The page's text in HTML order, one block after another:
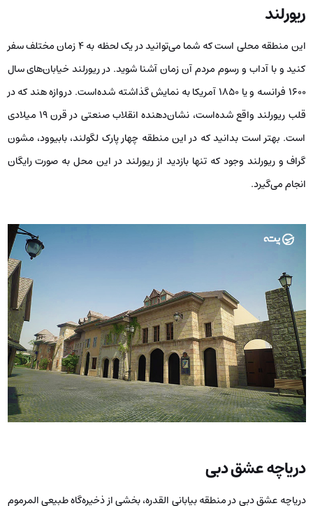
ریورلند
این منطقه محلی است که شما می‌توانید در یک لحظه به ۴ زمان مختلف سفر
کنید و با آداب و رسوم مردم آن زمان آشنا شوید. در ریورلند خیابان‌های سال
۱۶۰۰ فرانسه و یا ۱۸۵۰ آمریکا به نمایش گذاشته شده‌است. دروازه هند که در
قلب ریورلند واقع شده‌است، نشان‌دهنده انقلاب صنعتی در قرن ۱۹ میلادی
است. بهتر است بدانید که در این منطقه چهار پارک لگولند، بابیوود، مشون
گراف و ریورلند وجود که تنها بازدید از ریورلند در این محل به صورت رایگان
انجام می‌گیرد.
دریاچه عشق دبی
دریاچه عشق دبی در منطقه بیابانی القدره، بخشی از ذخیره‌گاه طبیعی المرموم